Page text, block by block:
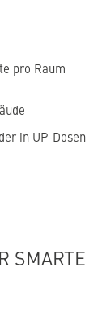
pro Raum
in UP-Dosen
SMARTE